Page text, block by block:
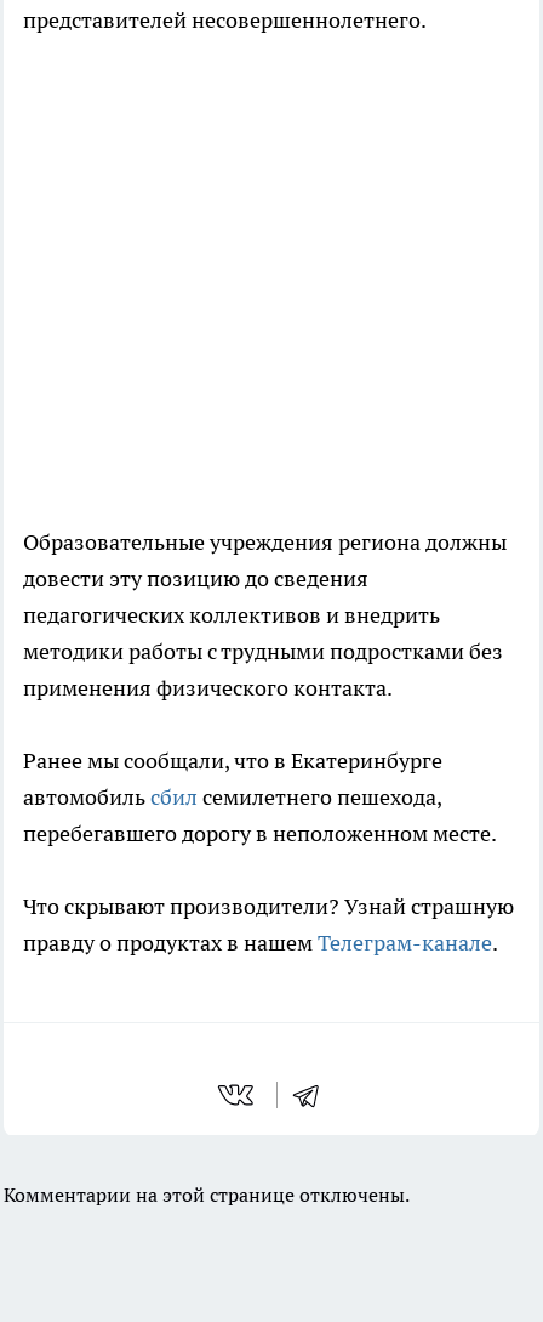
представителей несовершеннолетнего.
Образовательные учреждения региона должны
довести эту позицию до сведения
педагогических коллективов и внедрить
методики работы с трудными подростками без
применения физического контакта.
Ранее мы сообщали, что в Екатеринбурге
автомобильсбил семилетнего пешехода,
перебегавшего дорогу в неположенном месте.
Что скрывают производители? Узнай страшную
правду о продуктах в нашемТелеграм-канале.
Комментарии на этой странице отключены.